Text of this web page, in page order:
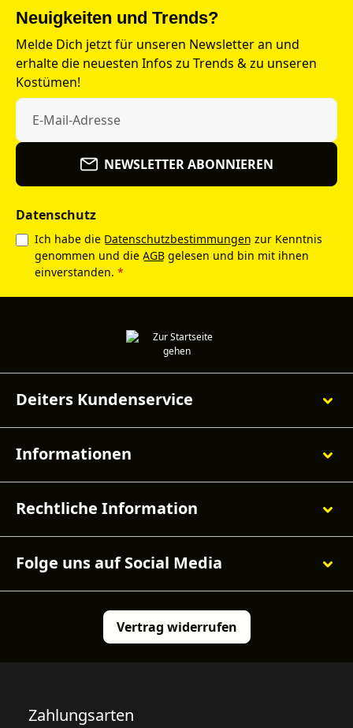
Neuigkeiten und Trends?
Melde Dich jetzt für unseren Newsletter an und
erhalte die neuesten Infos zu Trends & zu unseren
Kostümen!
NEWSLETTER ABONNIEREN
Datenschutz
Ich habe die Datenschutzbestimmungen zur Kenntnis
genommen und die AGB gelesen und bin mit ihnen
einverstanden. *
Deiters Kundenservice
Informationen
Rechtliche Information
Folge uns auf Social Media
Vertrag widerrufen
Zahlungsarten